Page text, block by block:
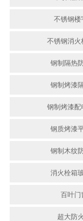
不锈钢楼
不锈钢消火
钢制隔热
钢制烤漆
钢制烤漆配
钢质烤漆
钢制木纹
消火栓箱
百叶门
超大防